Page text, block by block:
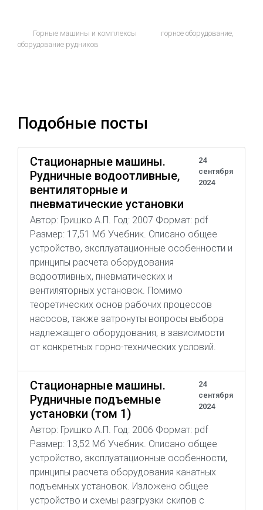
Горные машины и комплексы горное оборудование,
оборудование рудников
Подобные посты
Стационарные машины.
Рудничные водоотливные,
вентиляторные и
пневматические установки
24
сентября
2024
Автор: Гришко А.П. Год: 2007 Формат: pdf
Размер: 17,51 Мб Учебник. Описано общее
устройство, эксплуатационные особенности и
принципы расчета оборудования
водоотливных, пневматических и
вентиляторных установок. Помимо
теоретических основ рабочих процессов
насосов, также затронуты вопросы выбора
надлежащего оборудования, в зависимости
от конкретных горно-технических условий.
Стационарные машины.
Рудничные подъемные
установки (том 1)
24
сентября
2024
Автор: Гришко А.П. Год: 2006 Формат: pdf
Размер: 13,52 Мб Учебник. Описано общее
устройство, эксплуатационные особенности,
принципы расчета оборудования канатных
подъемных установок. Изложено общее
устройство и схемы разгрузки скипов с